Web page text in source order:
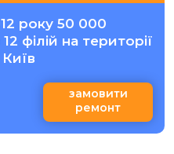
року 50 000
філій на території
Київ
замовити
ремонт